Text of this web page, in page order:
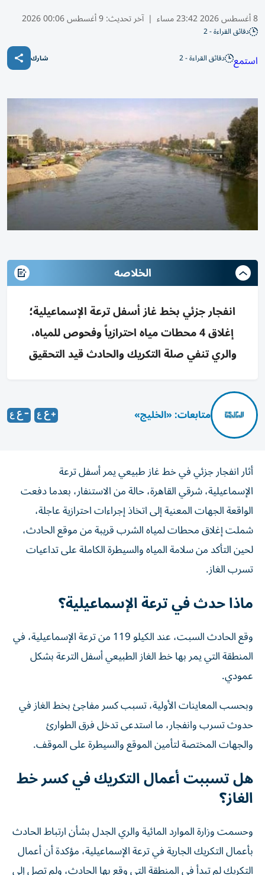
8 أغسطس 2026 23:42 مساء | آخر تحديث:9 أغسطس 00:06 2026
دقائق القراءة - 2
استمع دقائق القراءة - 2 شارك
الخلاصه
انفجار جزئي بخط غاز أسفل ترعة الإسماعيلية؛
إغلاق 4 محطات مياه احترازياً وفحوص للمياه،
والري تنفي صلة التكريك والحادث قيد التحقيق
متابعات: «الخليج»
أثار انفجار جزئي في خط غاز طبيعي يمر أسفل ترعة
الإسماعيلية، شرقي القاهرة، حالة من الاستنفار، بعدما دفعت
الواقعة الجهات المعنية إلى اتخاذ إجراءات احترازية عاجلة،
شملت إغلاق محطات لمياه الشرب قريبة من موقع الحادث،
لحين التأكد من سلامة المياه والسيطرة الكاملة على تداعيات
تسرب الغاز.
ماذا حدث في ترعة الإسماعيلية؟
وقع الحادث السبت، عند الكيلو 119 من ترعة الإسماعيلية، في
المنطقة التي يمر بها خط الغاز الطبيعي أسفل الترعة بشكل
عمودي.
وبحسب المعاينات الأولية، تسبب كسر مفاجئ بخط الغاز في
حدوث تسرب وانفجار، ما استدعى تدخل فرق الطوارئ
والجهات المختصة لتأمين الموقع والسيطرة على الموقف.
هل تسببت أعمال التكريك في كسر خط
الغاز؟
وحسمت وزارة الموارد المائية والري الجدل بشأن ارتباط الحادث
بأعمال التكريك الجارية في ترعة الإسماعيلية، مؤكدة أن أعمال